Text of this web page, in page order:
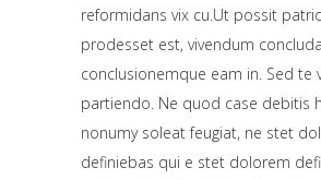
reformidans vix cu.Ut possit
prodesset est, vivendum
conclusionemque eam in. Sed te
partiendo. Ne quod case debitis
nonumy soleat feugiat, ne stet
definiebas qui e stet dolorem